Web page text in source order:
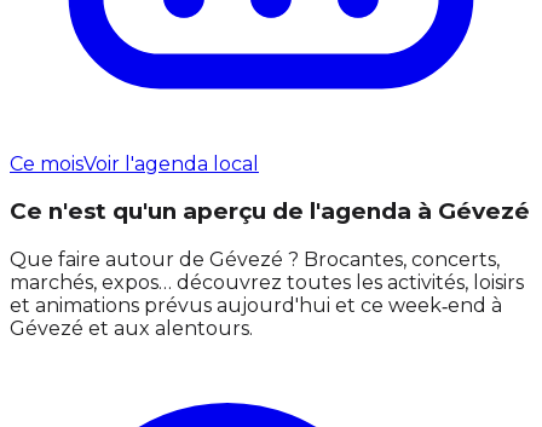
Ce moisVoir l'agenda local
Ce n'est qu'un aperçu de l'agenda à Gévezé
Que faire autour de Gévezé ? Brocantes, concerts,
marchés, expos… découvrez toutes les activités, loisirs
et animations prévus aujourd'hui et ce week‑end à
Gévezé et aux alentours.